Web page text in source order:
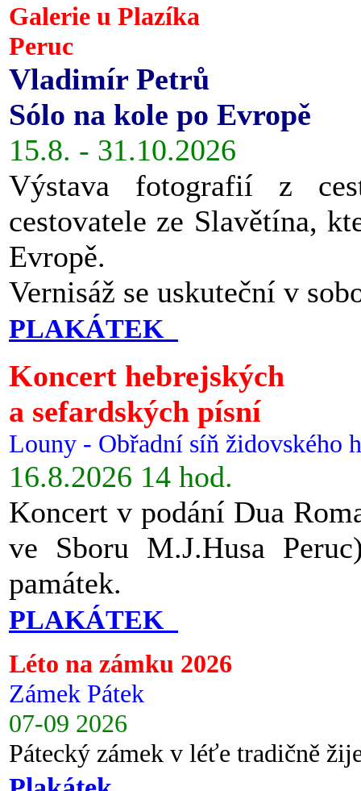
Galerie u Plazíka
Peruc
Vladimír Petrů
Sólo na kole po Evropě
15.8. - 31.10.2026
Výstava fotografií z
cestovatele ze Slavětína,
Evropě.
Vernisáž se uskuteční v
PLAKÁTEK
Koncert hebrejských
a sefardských písní
Louny - Obřadní síň židovského
16.8.2026 14 hod.
Koncert v podání Dua
ve Sboru M.J.Husa
památek.
PLAKÁTEK
Léto na zámku 2026
Zámek Pátek
07-09 2026
Pátecký zámek v léťe tradičně